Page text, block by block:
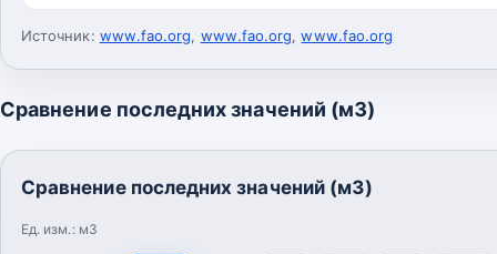
Источник: www.fao.org, www.fao.org,www.fao.org
Сравнение последних значений (м3)
Сравнение последних значений (м3)
Ед. изм.: м3